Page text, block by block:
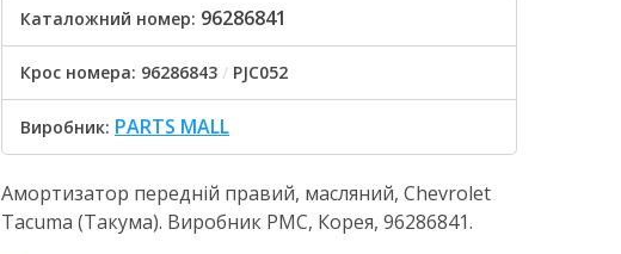
Каталожний номер: 96286841
Крос номера: 96286843 / PJC052
Виробник: PARTS MALL
Амортизатор передній правий, масляний, Chevrolet
Tacuma (Такума). Виробник PMC, Корея, 96286841.